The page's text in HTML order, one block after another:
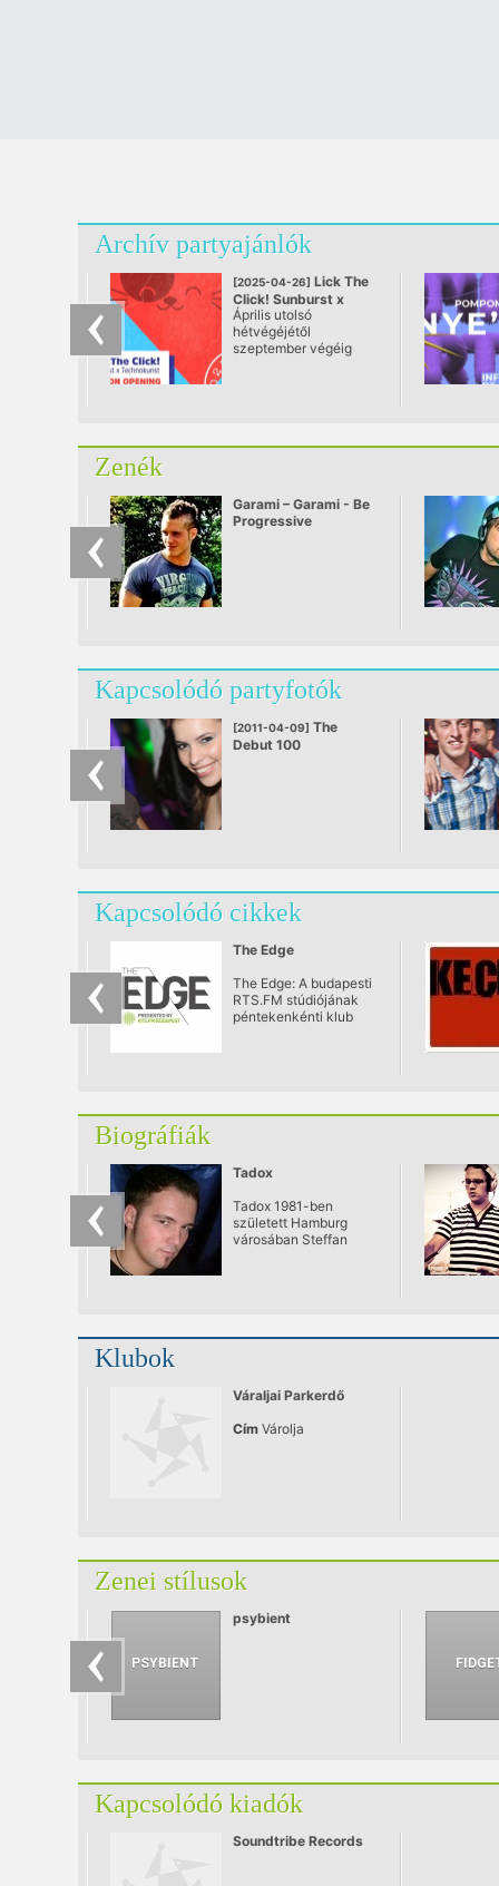
Archív partyajánlók
[2025-04-26] Lick The
Click! Sunburst x
Technokunst Season
Opening
@ A38
Április utolsó
hétvégéjétől
szeptember végéig
Zenék
Garami – Garami - Be
Progressive
Kapcsolódó partyfotók
[2011-04-09] The
Debut 100
Kapcsolódó cikkek
The Edge
The Edge: A budapesti
RTS.FM stúdiójának
péntekenkénti klub
Biográfiák
Tadox
Tadox 1981-ben
született Hamburg
városában Steffan
Klubok
Váraljai Parkerdő
Cím Várolja
Zenei stílusok
psybient
Kapcsolódó kiadók
Soundtribe Records